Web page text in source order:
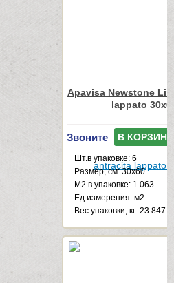
Apavisa Newstone
lappato
Звоните В КОРЗИНУ
Шт.в упаковке: 6
Размер, см: 30x60
М2 в упаковке: 1.063
Ед.измерения: м2
Веc упаковки, кг: 23.847